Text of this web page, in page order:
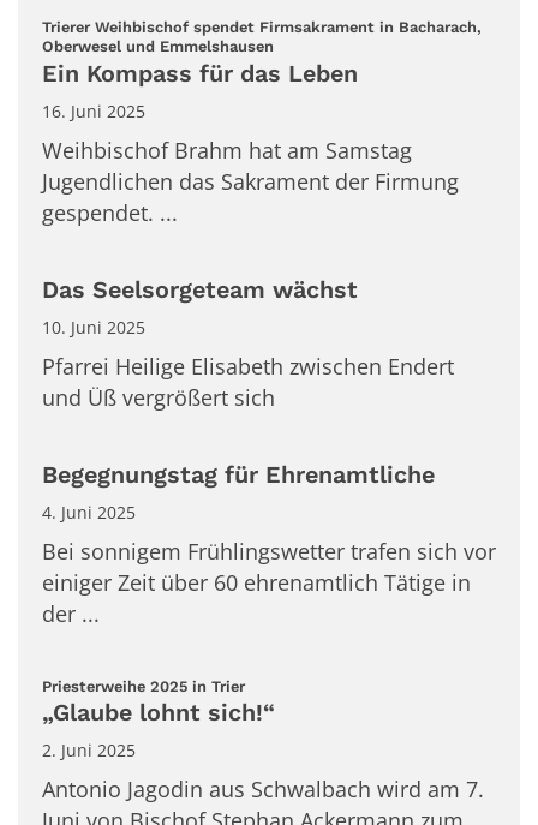
Trierer Weihbischof spendet Firmsakrament in Bacharach,
Oberwesel und Emmelshausen
Ein Kompass für das Leben
16. Juni 2025
Weihbischof Brahm hat am Samstag
Jugendlichen das Sakrament der Firmung
gespendet. ...
Das Seelsorgeteam wächst
10. Juni 2025
Pfarrei Heilige Elisabeth zwischen Endert
und Üß vergrößert sich
Begegnungstag für Ehrenamtliche
4. Juni 2025
Bei sonnigem Frühlingswetter trafen sich vor
einiger Zeit über 60 ehrenamtlich Tätige in
der ...
Priesterweihe 2025 in Trier:
„Glaube lohnt sich!“
2. Juni 2025
Antonio Jagodin aus Schwalbach wird am 7.